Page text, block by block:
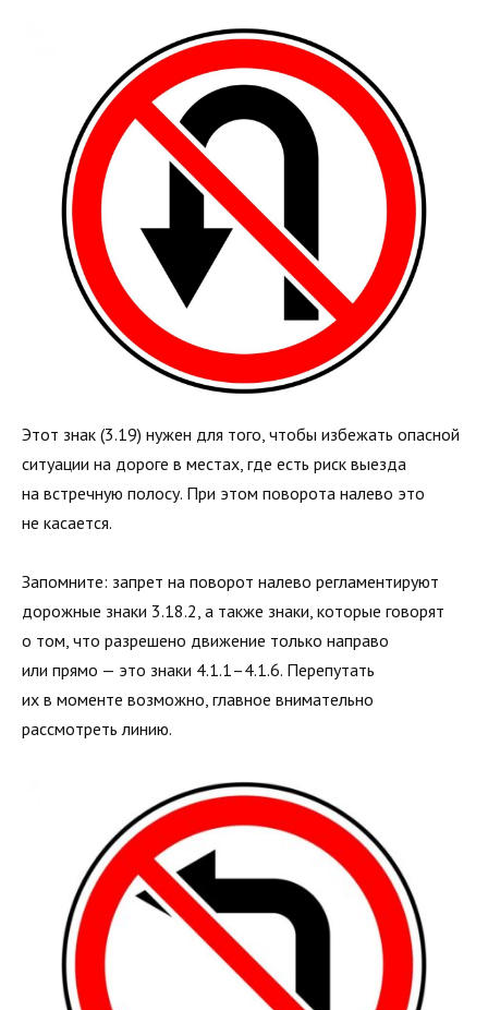
Этот знак (3.19) нужен для того, чтобы избежать опасной
ситуации на дороге в местах, где есть риск выезда
на встречную полосу. При этом поворота налево это
не касается.
Запомните: запрет на поворот налево регламентируют
дорожные знаки 3.18.2, а также знаки, которые говорят
о том, что разрешено движение только направо
или прямо — это знаки 4.1.1–4.1.6. Перепутать
их в моменте возможно, главное внимательно
рассмотреть линию.